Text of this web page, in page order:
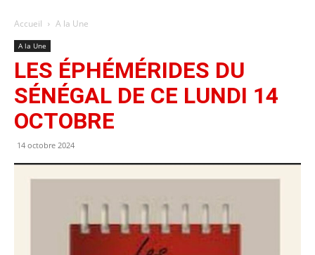
Accueil A la Une
A la Une
LES ÉPHÉMÉRIDES DU
SÉNÉGAL DE CE LUNDI 14
OCTOBRE
14 octobre 2024